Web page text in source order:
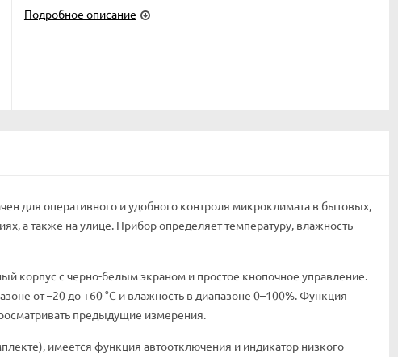
Подробное описание
для оперативного и удобного контроля микроклимата в бытовых,
а также на улице. Прибор определяет температуру, влажность
корпус с черно-белым экраном и простое кнопочное управление.
от –20 до +60 °C и влажность в диапазоне 0–100%. Функция
предыдущие измерения.
имеется функция автоотключения и индикатор низкого